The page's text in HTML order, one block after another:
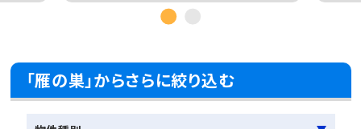
「雁の巣」からさらに絞り込む